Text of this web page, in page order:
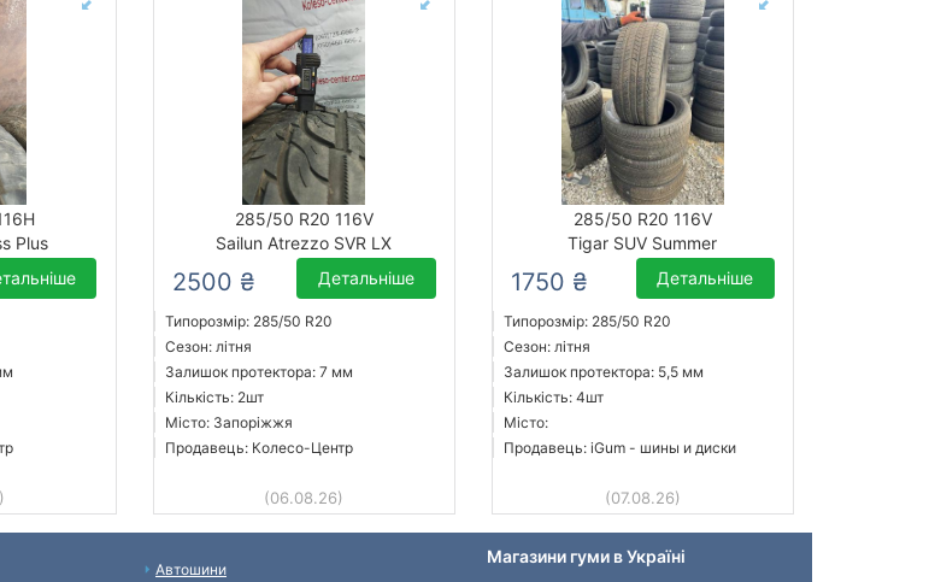
Plus
285/50 R20 116V
Sailun Atrezzo SVR LX
2500 ₴ Детальніше
Типорозмір: 285/50 R20
Сезон: літня
Залишок протектора: 7 мм
Кількість: 2шт
Місто: Запоріжжя
Продавець: Колесо-Центр
(06.08.26)
285/50 R20 116V
Tigar SUV Summer
1750 ₴ Детальніше
Типорозмір: 285/50 R20
Сезон: літня
Залишок протектора: 5,5 мм
Кількість: 4шт
Місто:
Продавець: iGum - шины и диски
(07.08.26)
Автошини
Магазини гуми в Україні